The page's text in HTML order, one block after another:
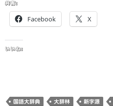
共有:
Facebook X
いいね:
国語大辞典 大辞林 新字源